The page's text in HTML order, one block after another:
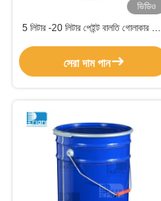
ভিডিও
5 লিটার -20 লিটার পেইন্ট বালতি গোলাকার ধাতু
সেরা দাম পান